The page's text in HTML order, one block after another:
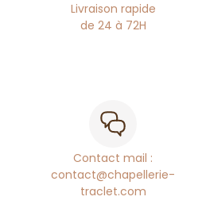
Livraison rapide
de 24 à 72H
Contact mail :
contact@chapellerie-
traclet.com